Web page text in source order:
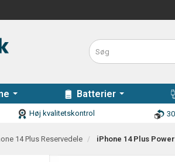
Batterier
Høj kvalitetskontrol
14 Plus Reservedele iPhone 14 Plus